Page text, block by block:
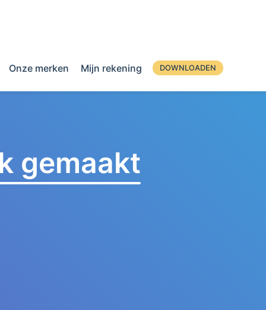
Onze merken Mijn rekening DOWNLOADEN
gemaakt